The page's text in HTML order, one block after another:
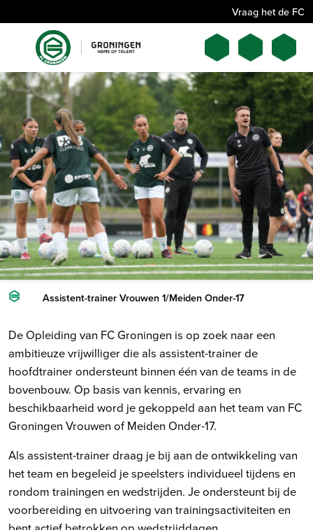
Vraag het de FC
Assistent-trainer Vrouwen 1/Meiden Onder-17
De Opleiding van FC Groningen is op zoek naar een
ambitieuze vrijwilliger die als assistent-trainer de
hoofdtrainer ondersteunt binnen één van de teams in de
bovenbouw. Op basis van kennis, ervaring en
beschikbaarheid word je gekoppeld aan het team van FC
Groningen Vrouwen of Meiden Onder-17.
Als assistent-trainer draag je bij aan de ontwikkeling van
het team en begeleid je speelsters individueel tijdens en
rondom trainingen en wedstrijden. Je ondersteunt bij de
voorbereiding en uitvoering van trainingsactiviteiten en